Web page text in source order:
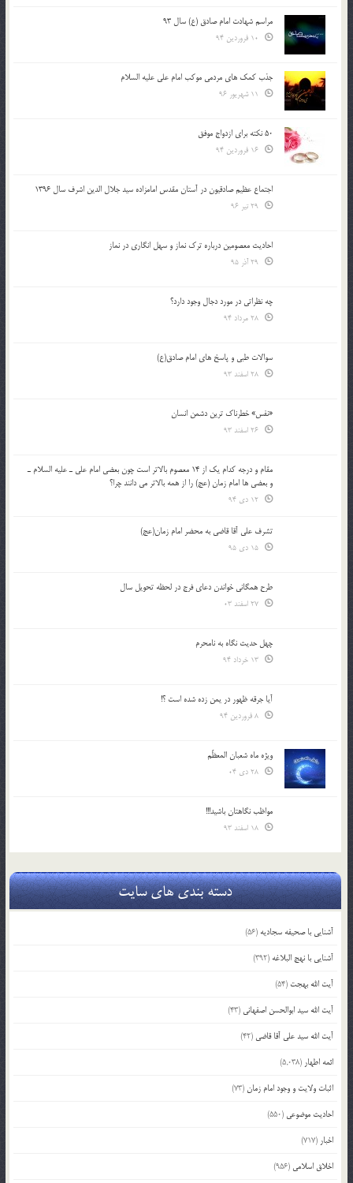
مراسم شهادت امام صادق (ع) سال 93
جذب کمک های مردمی موکب امام علی علیه السلام
50 نکته برای ازدواج موفق
اجتماع عظیم صادقیون در آستان مقدس امامزاده سید جلال الدین اشرف سال 1396
احادیث معصومین درباره ترک نماز و سهل انگاری در نماز
چه نظراتی در مورد دجال وجود دارد؟
سوالات طبی و پاسخ های امام صادق(ع)
«نفس» خطرناک ترین دشمن انسان
مقام و درجه كدام يك از 14 معصوم بالاتر است چون بعضي امام علي ـ عليه السلام ـ
و بعضي ها امام زمان (عج) را از همه بالاتر مي دانند چرا؟
تشرف علي آقا قاضي به محضر امام زمان(عج)
طرح همگانی خواندن دعای فرج در لحظه تحویل سال
چهل حدیث نگاه به نامحرم
آیا جرقه ظهور در یمن زده شده است ؟!
ویژه ماه شعبان المعظّم
مواظب نگاهتان باشید!!!
دسته بندی های سایت
آشنایی با صحیفه سجادیه (56)
آشنایی با نهج البلاغه (392)
آیت الله بهجت (54)
آیت الله سید ابوالحسن اصفهانی (43)
آیت الله سید علی آقا قاضی (42)
ائمه اطهار (5,038)
اثبات ولایت و وجود امام زمان(73)
احادیث موضوعی (550)
اخبار (717)
اخلاق اسلامی (956)